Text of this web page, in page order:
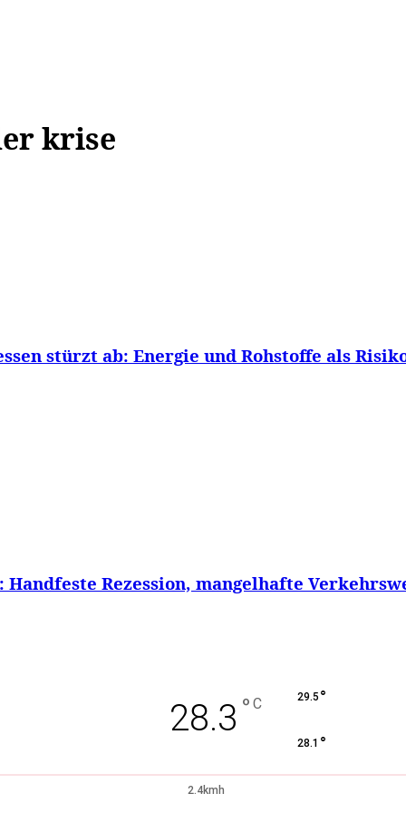
krise
stürzt ab: Energie und Rohstoffe als
Rezession, mangelhafte
28.3 ° C 29.5 °
28.1 °
2.4kmh